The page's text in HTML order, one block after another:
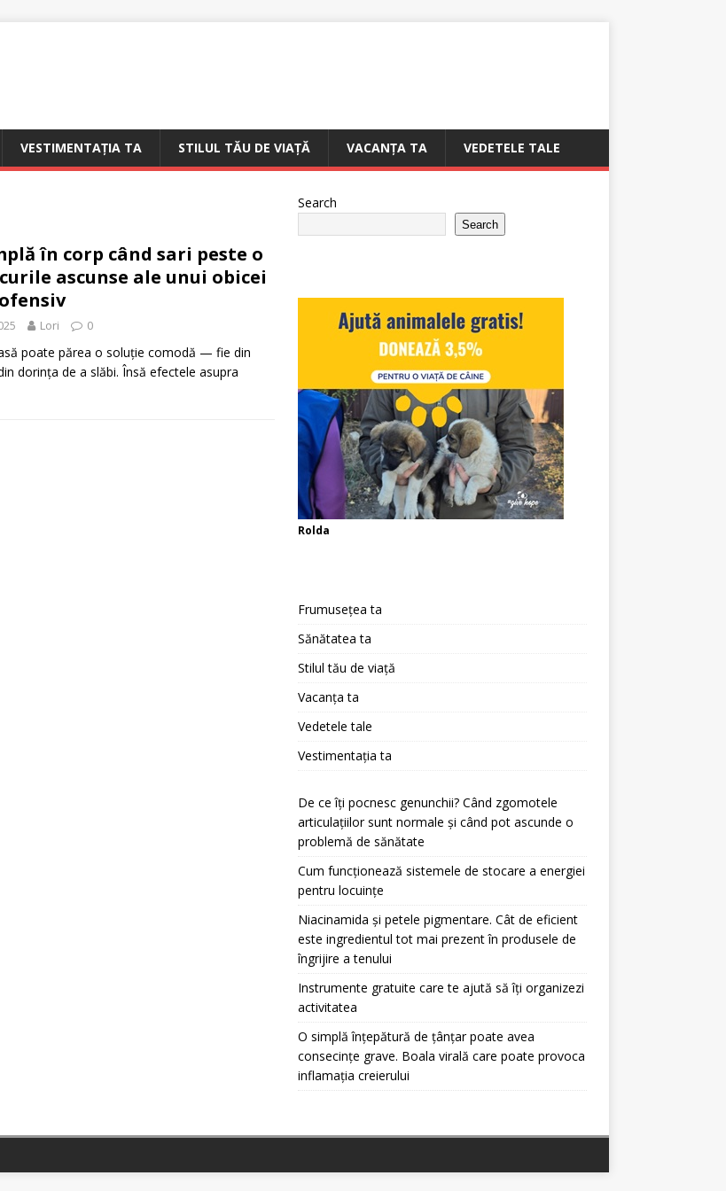
VESTIMENTAȚIA TA STILUL TĂU DE VIAȚĂ VACANȚA TA VEDETELE TALE
în corp când sari peste o
ascunse ale unui obicei
Lori 0
poate părea o soluție comodă — fie din
dorința de a slăbi. Însă efectele asupra
Search
Search
Rolda
Frumusețea ta
Sănătatea ta
Stilul tău de viață
Vacanța ta
Vedetele tale
Vestimentația ta
De ce îți pocnesc genunchii? Când zgomotele
articulațiilor sunt normale și când pot ascunde o
problemă de sănătate
Cum funcționează sistemele de stocare a energiei
pentru locuințe
Niacinamida și petele pigmentare. Cât de eficient
este ingredientul tot mai prezent în produsele de
îngrijire a tenului
Instrumente gratuite care te ajută să îți organizezi
activitatea
O simplă înțepătură de țânțar poate avea
consecințe grave. Boala virală care poate provoca
inflamația creierului